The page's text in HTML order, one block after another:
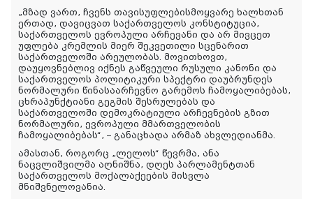
„მზად ვართ, ჩვენს თავისუფლებისმოყვარე ხალხთან
ერთად, დავიცვათ საქართველოს კონსტიტუცია,
საქართველოს ევროპული არჩევანი და არ მივცეთ
უფლება კრემლის მიერ შეკვეთილი სცენარით
საქართველოში არეულობას. მოვითხოვთ,
დაუყოვნებლივ იქნეს გაწვეული რუსული კანონი და
საქართველოს პოლიტიკური სპექტრი დაუბრუნდეს
ნორმალური წინასაარჩევნო გარემოს ჩამოყალიბებას,
ცხრაპუნქტიანი გეგმის შესრულებას და
საქართველოში დემოკრატიული არჩევნების გზით
ნორმალური, ევროპული მმართველობის
ჩამოყალიბებას“, – განაცხადა არმაზ ახვლედიანმა.
ამასთან, როგორც „ლელოს“ წევრმა, ანა
ნაცვლიშვილმა აღნიშნა, დღეს პარლამენტთან
საქართველოს მოქალაქეების მისვლა
მნიშვნელოვანია.